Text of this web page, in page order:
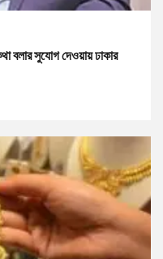
বলার সুযোগ দেওয়ায় ঢাকার